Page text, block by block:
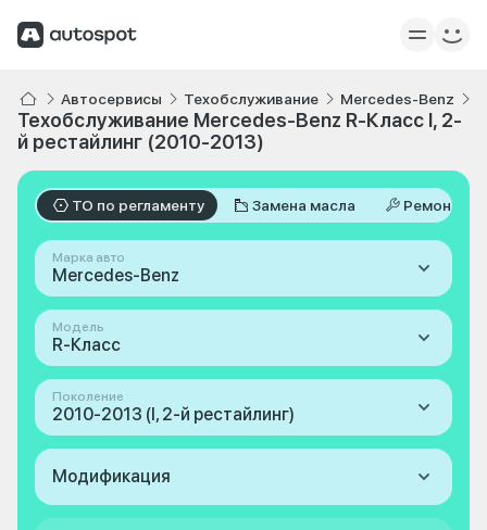
Автосервисы Техобслуживание Mercedes-Benz
Техобслуживание Mercedes-Benz R-Класс I, 2-
й рестайлинг (2010-2013)
ТО по регламенту Замена масла Ремонт
Марка авто
Mercedes-Benz
Модель
R-Класс
Поколение
2010-2013 (I, 2-й рестайлинг)
Модификация